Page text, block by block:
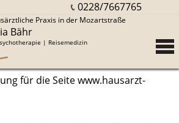
0228/7667765
Praxis in der Mozartstraße
Bähr
| Reisemedizin
für die Seite www.hausarzt-